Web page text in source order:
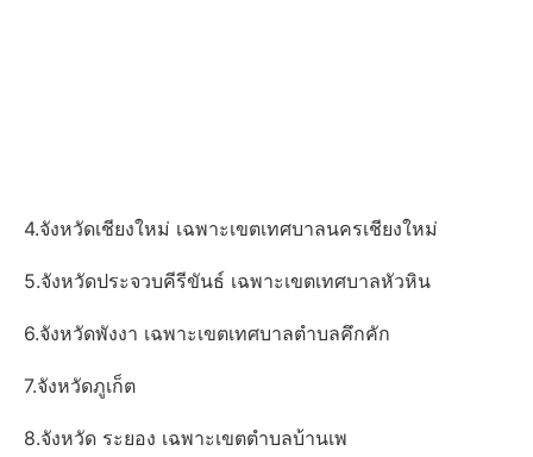
4.จังหวัดเชียงใหม่ เฉพาะเขตเทศบาลนครเชียงใหม่
5.จังหวัดประจวบคีรีขันธ์ เฉพาะเขตเทศบาลหัวหิน
6.จังหวัดพังงา เฉพาะเขตเทศบาลตำบลคึกคัก
7.จังหวัดภูเก็ต
8.จังหวัด ระยอง เฉพาะเขตตำบลบ้านเพ